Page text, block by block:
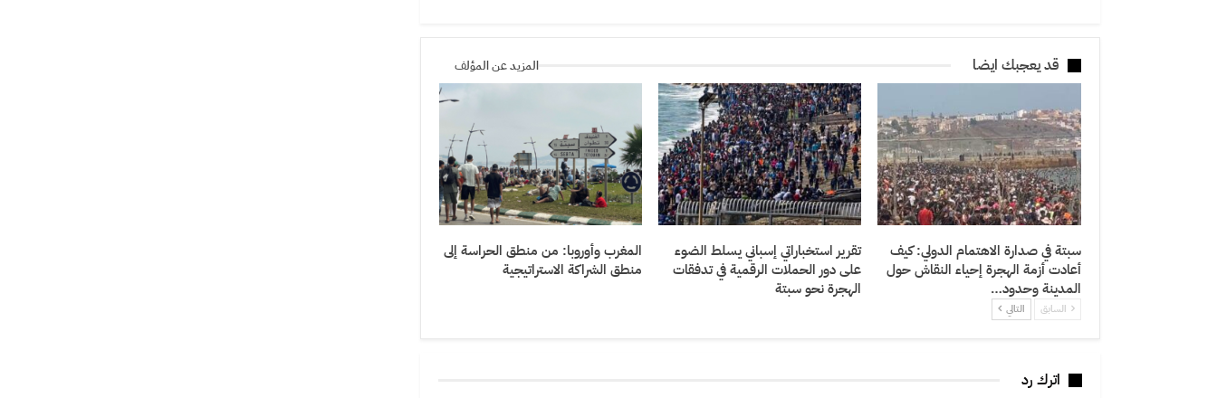
قد يعجبك ايضا المزيد عن المؤلف
سبتة في صدارة الاهتمام الدولي: كيف
أعادت أزمة الهجرة إحياء النقاش حول
المدينة وحدود…
تقرير استخباراتي إسباني يسلط الضوء
على دور الحملات الرقمية في تدفقات
الهجرة نحو سبتة
المغرب وأوروبا: من منطق الحراسة إلى
منطق الشراكة الاستراتيجية
السابق التالي
اترك رد